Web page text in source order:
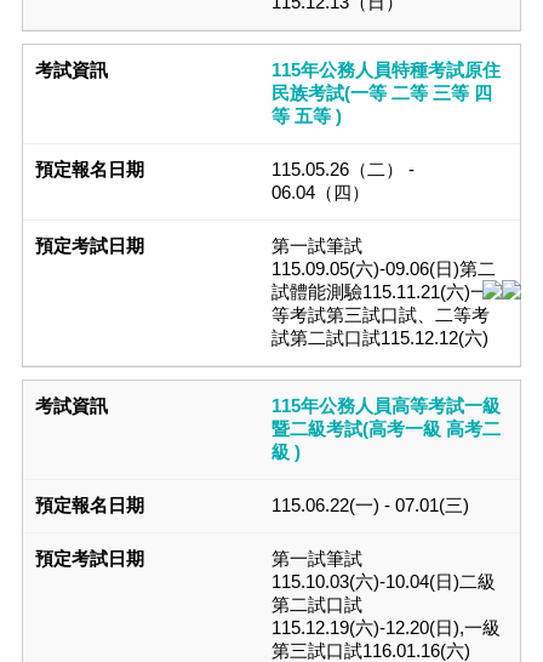
115年公務人員特種考試原住
民族考試(一等 二等 三等 四
等 五等 )
115.05.26（二） -
06.04（四）
第一試筆試
115.09.05(六)-09.06(日)第二
試體能測驗115.11.21(六)一
等考試第三試口試、二等考
試第二試口試115.12.12(六)
115年公務人員高等考試一級
暨二級考試(高考一級 高考二
級 )
115.06.22(一) - 07.01(三)
第一試筆試
115.10.03(六)-10.04(日)二級
第二試口試
115.12.19(六)-12.20(日),一級
第三試口試116.01.16(六)